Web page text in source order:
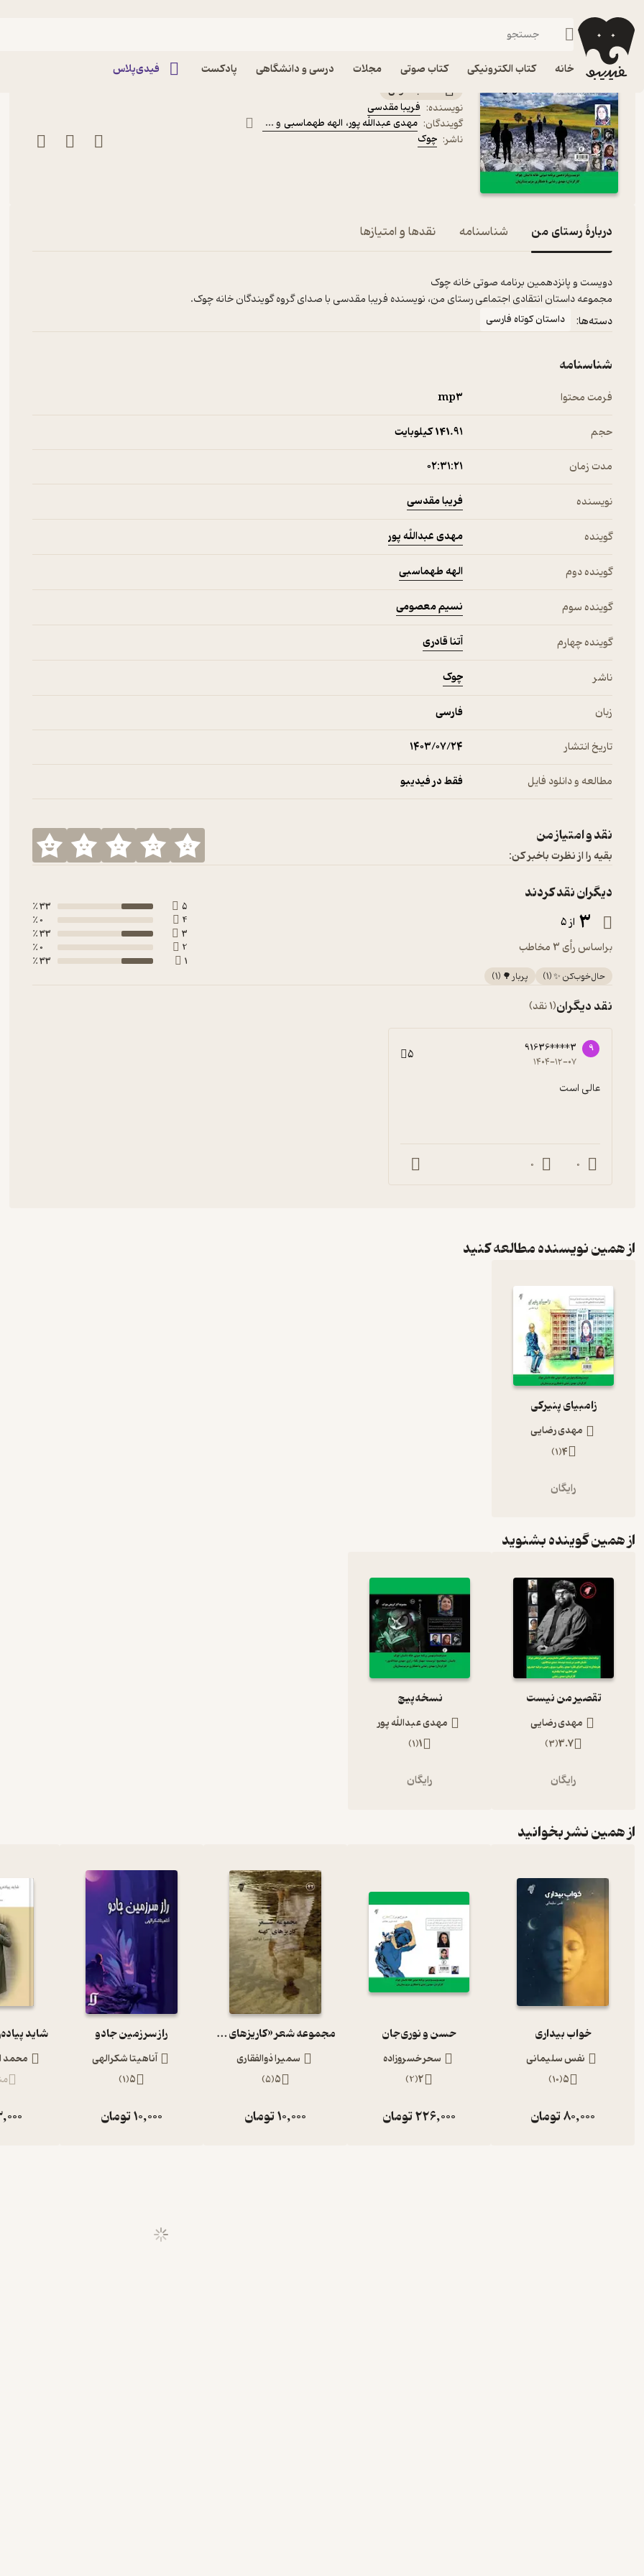
خانه کتاب الکترونیکی کتاب صوتی مجلات درسی و دانشگاهی پادکست فیدی‌پلاس
فیدیبو کتاب صوتی
کتاب صوتی رستای من اثر فریبا مقدسی
کتاب صوتی
نویسنده: فریبا مقدسی
گویندگان: مهدی عبدالله پور، الهه طهماسبی و ...
ناشر: چوک
دربارۀ رستای من شناسنامه نقدها و امتیازها
دویست و پانزدهمین برنامه صوتی خانه چوک
مجموعه داستان انتقادی اجتماعی رستای من، نویسنده فریبا مقدسی با صدای گروه گویندگان خانه چوک.
دسته‌ها: داستان کوتاه فارسی
شناسنامه
فرمت محتوا mp۳
حجم 141.۹۱ کیلوبایت
مدت زمان ۰۲:۳۱:۲۱
نویسنده فریبا مقدسی
گوینده مهدی عبدالله پور
گوینده دوم الهه طهماسبی
گوینده سوم نسیم معصومی
گوینده چهارم آتنا قادری
ناشر چوک
زبان فارسی
تاریخ انتشار ۱۴۰۳/۰۷/۲۴
مطالعه و دانلود فایل فقط در فیدیبو
نقد و امتیاز من
بقیه را از نظرت باخبر کن:
دیگران نقد کردند
3 از 5
براساس رأی 3 مخاطب
حال‌خوب‌کن ✨(
1
) پربار 🌳 (
1
)
5
33 ٪
4
0 ٪
3
33 ٪
2
0 ٪
1
33 ٪
نقد دیگران(1 نقد)
9
91636****3
۱۴۰۴-۱۲-۰۷ 5
عالی است
0
0
از همین نویسنده مطالعه کنید
زامبیای پنیرکی
مهدی رضایی
4
(
1
)
رایگان
از همین گوینده بشنوید
تقصیر من نیست
مهدی رضایی
3.7
(
3
)
رایگان
نسخه‌پیچ
مهدی عبدالله پور
1
(
1
)
رایگان
از همین نشر بخوانید
خواب بیداری
نفس سلیمانی
5
(
10
)
80,000تومان
حسن و نوری‌جان
سحر خسروزاده
2
(
2
)
226,000تومان
مجموعه شعر «کاریزهای کهنه»
سمیرا ذوالفقاری
5
(
5
)
10,000تومان
راز سرزمین جادو
آناهیتا شکرالهی
5
(
1
)
10,000تومان
محمد